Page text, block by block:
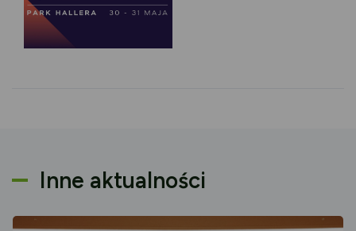
Inne aktualności